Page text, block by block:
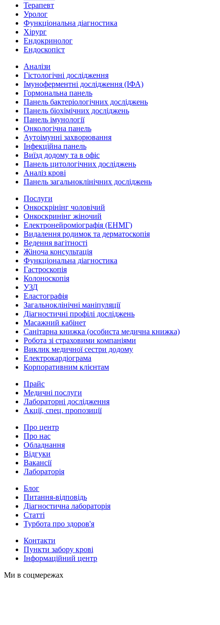
Терапевт
Уролог
Функціональна діагностика
Хірург
Ендокринолог
Ендоскопіст
Аналізи
Гістологічні дослідження
Імуноферментні дослідження (ІФА)
Гормональна панель
Панель бактеріологічних досліджень
Панель біохімічних досліджень
Панель імунології
Онкологічна панель
Аутоімунні захворювання
Інфекційна панель
Виїзд додому та в офіс
Панель цитологічних досліджень
Аналіз крові
Панель загальноклінічних досліджень
Послуги
Онкоскрінінг чоловічий
Онкоскринінг жіночий
Електронейроміографія (ЕНМГ)
Видалення родимок та дерматоскопія
Ведення вагітності
Жіноча консультація
Функціональна діагностика
Гастроскопія
Колоноскопія
УЗД
Еластографія
Загальноклінічні маніпуляції
Діагностичні профілі досліджень
Масажний кабінет
Санітарна книжка (особиста медична книжка)
Робота зі страховими компаніями
Виклик медичної сестри додому
Електрокардіограма
Корпоративним клієнтам
Прайс
Медичні послуги
Лабораторні дослідження
Акції, спец. пропозиції
Про центр
Про нас
Обладнання
Відгуки
Вакансії
Лабораторія
Блог
Питання-відповідь
Діагностична лабораторія
Статті
Турбота про здоров'я
Контакти
Пункти забору крові
Інформаційний центр
Ми в соцмережах